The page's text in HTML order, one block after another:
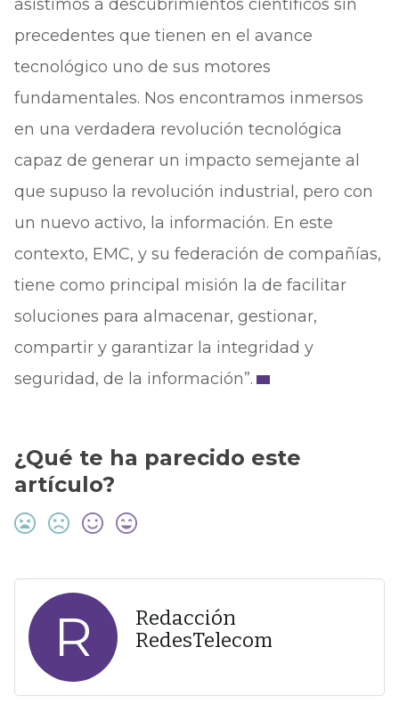
asistimos a descubrimientos científicos sin
precedentes que tienen en el avance
tecnológico uno de sus motores
fundamentales. Nos encontramos inmersos
en una verdadera revolución tecnológica
capaz de generar un impacto semejante al
que supuso la revolución industrial, pero con
un nuevo activo, la información. En este
contexto, EMC, y su federación de compañías,
tiene como principal misión la de facilitar
soluciones para almacenar, gestionar,
compartir y garantizar la integridad y
seguridad, de la información”.
¿Qué te ha parecido este
artículo?
R
Redacción
RedesTelecom